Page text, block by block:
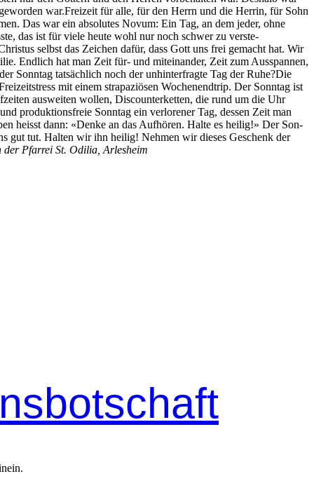
war.Freizeit für alle, für den Her­rn und die Her­rin, für Sohn
Das war ein absolutes Novum: Ein Tag, an dem jed­er, ohne
das ist für viele heute wohl nur noch schw­er zu ver­ste­
selb­st das Zeichen dafür, dass Gott uns frei gemacht hat. Wir
Endlich hat man Zeit für- und miteinan­der, Zeit zum Auss­pan­nen,
Son­ntag tat­säch­lich noch der unhin­ter­fragte Tag der Ruhe?Die
mit einem stra­paz­iösen Woch­enendtrip. Der Son­ntag ist
ausweit­en wollen, Dis­coun­ter­ket­ten, die rund um die Uhr
pro­duk­tions­freie Son­ntag ein ver­loren­er Tag, dessen Zeit man
heisst dann: «Denke an das Aufhören. Halte es heilig!» Der Son­
gut tut. Hal­ten wir ihn heilig! Nehmen wir dieses Geschenk der
der Pfar­rei St. Odil­ia, Arlesheim